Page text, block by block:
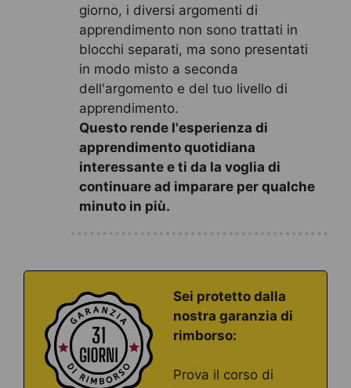
giorno, i diversi argomenti di
apprendimento non sono trattati in
blocchi separati, ma sono presentati
in modo misto a seconda
dell'argomento e del tuo livello di
apprendimento.
Questo rende l'esperienza di
apprendimento quotidiana
interessante e ti da la voglia di
continuare ad imparare per qualche
minuto in più.
Sei protetto dalla
nostra garanzia di
rimborso:
Prova il corso di